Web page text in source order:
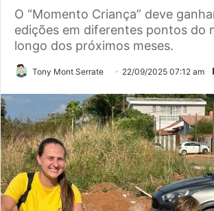
O “Momento Criança” deve
edições em diferentes pontos do
longo dos próximos meses.
Tony Mont Serrate 22/09/2025 07:12 am